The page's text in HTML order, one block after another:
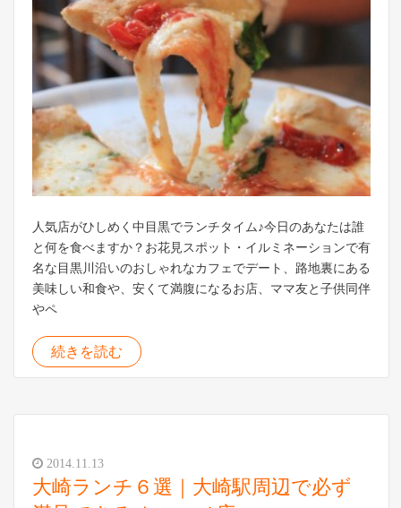
人気店がひしめく中目黒でランチタイム♪今日のあなたは誰
と何を食べますか？お花見スポット・イルミネーションで有
名な目黒川沿いのおしゃれなカフェでデート、路地裏にある
美味しい和食や、安くて満腹になるお店、ママ友と子供同伴
やペ
続きを読む
2014.11.13
大崎ランチ６選｜大崎駅周辺で必ず